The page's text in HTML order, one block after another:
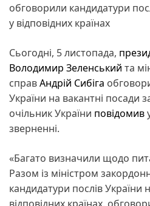
обговорили кандидатури
у відповідних країнах
Сьогодні, 5 листопада,
Володимир Зеленський та
справАндрій Сибіга
України на вакантні посади
очільник України повідомив
зверненні.
«Багато визначили щодо
Разом із міністром
кандидатури послів України